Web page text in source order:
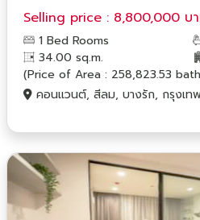
Selling price : 8,800,000 บ
1 Bed Rooms
34.00 sq.m.
(Price of Area : 258,823.53
คอนแวนต์, สีลม, บางรัก, กรุงเท